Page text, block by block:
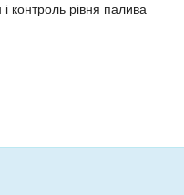
контроль рівня палива